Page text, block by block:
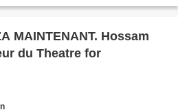
MAINTENANT. Hossam
du Theatre for